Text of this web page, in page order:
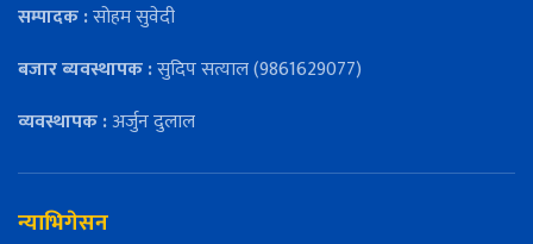
सम्पादक :सोहम सुवेदी
बजार ब्यवस्थापक :सुदिप सत्याल (9861629077)
व्यवस्थापक :अर्जुन दुलाल
न्याभिगेसन